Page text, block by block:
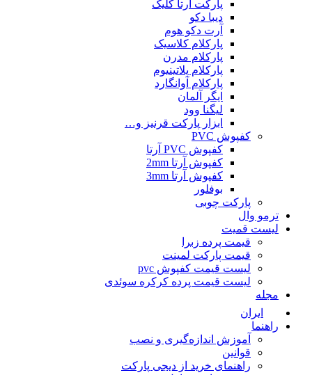
پارکت آرتا کلیک
دیبا دکو
آرت دکو هوم
پارکلام کلاسیک
پارکلام مدرن
پارکلام پلاتینیوم
پارکلام آوانگارد
ایگر آلمان
لیگنا وود
ابزار پارکت قرنیز و…
کفپوش PVC
کفپوش PVC آرتا
کفپوش آرتا 2mm
کفپوش آرتا 3mm
بوفلور
پارکت چوبی
ترمو وال
لیست قمیت
قیمت پرده زبرا
قیمت پارکت لمینت
لیست قیمت کفپوش pvc
لیست قیمت پرده کرکره سوئدی
مجله
ایران
راهنما
آموزش اندازه‌گیری و نصب
قوانین
راهنمای خرید از دیجی پارکت